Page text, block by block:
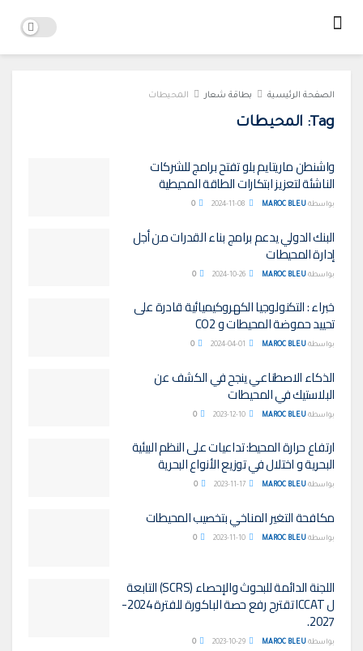
الصفحة الرئيسية بطاقة شعار المحيطات
Tag: المحيطات
واشنطن ماريتايم بلو تفتح برامج للشركات
الناشئة لتعزيز ابتكارات الطاقة المحيطية
بواسطة MAROC BLEU
البنك الدولي يدعم برامج بناء القدرات من أجل
إدارة المحيطات
بواسطة MAROC BLEU
خبراء : التكنولوجيا الكهروكيميائية قادرة على
تحييد حموضة المحيطات و CO2
بواسطة MAROC BLEU
الذكاء الاصطناعي ينجح في الكشف عن
البلاستيك في المحيطات
بواسطة MAROC BLEU
ارتفاع حرارة المحيط: تداعيات على النظم البيئية
البحرية و اختلال في توزيع الأنواع البحرية
بواسطة MAROC BLEU
مكافحة التغير المناخي بتخصيب المحيطات
بواسطة MAROC BLEU
اللجنة الدائمة للبحوث والإحصاء (SCRS) التابعة
ل ICCAT تقترح رفع حصة الباكورة للفترة 2024-
2027.
بواسطة MAROC BLEU